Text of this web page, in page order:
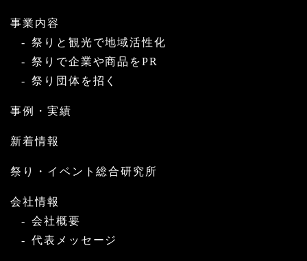
事業内容
祭りと観光で地域活性化
祭りで企業や商品をPR
祭り団体を招く
事例・実績
新着情報
祭り・イベント総合研究所
会社情報
会社概要
代表メッセージ